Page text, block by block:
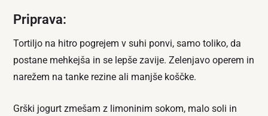
Priprava:
Tortiljo na hitro pogrejem v suhi ponvi, samo toliko, da
postane mehkejša in se lepše zavije. Zelenjavo operem in
narežem na tanke rezine ali manjše koščke.
Grški jogurt zmešam z limoninim sokom, malo soli in